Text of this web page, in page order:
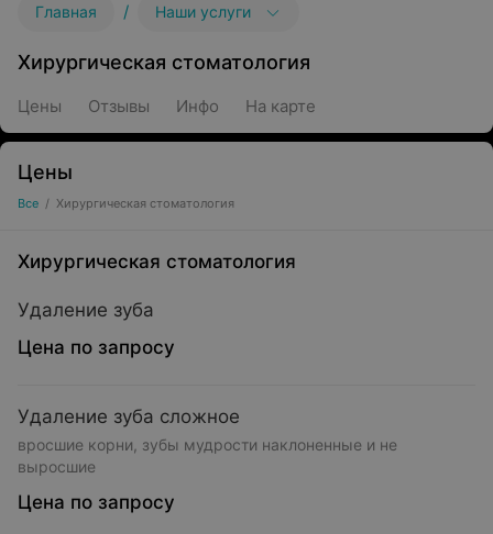
Главная / Наши услуги
Хирургическая стоматология
Цены Отзывы Инфо На карте
Цены
Все / Хирургическая стоматология
Хирургическая стоматология
Удаление зуба
Цена по запросу
Удаление зуба сложное
вросшие корни, зубы мудрости наклоненные и не
выросшие
Цена по запросу